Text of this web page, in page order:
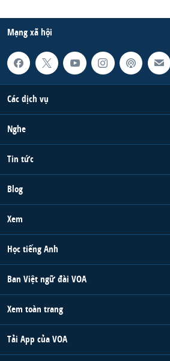
Mạng xã hội
Các dịch vụ
Nghe
Tin tức
Blog
Xem
Học tiếng Anh
Ban Việt ngữ đài VOA
Xem toàn trang
Tải App của VOA